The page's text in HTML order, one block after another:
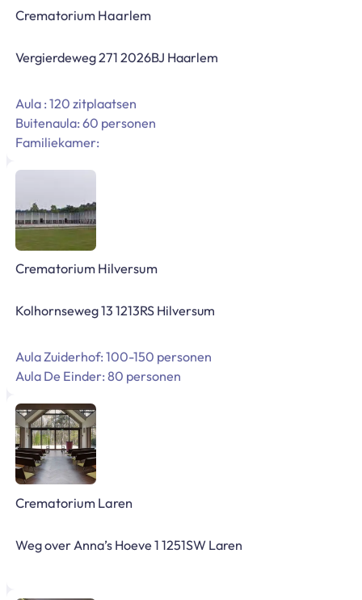
Crematorium Haarlem
Vergierdeweg 271 2026BJ Haarlem
Aula : 120 zitplaatsen
Buitenaula: 60 personen
Familiekamer:
Crematorium Hilversum
Kolhornseweg 13 1213RS Hilversum
Aula Zuiderhof: 100-150 personen
Aula De Einder: 80 personen
Crematorium Laren
Weg over Anna’s Hoeve 1 1251SW Laren